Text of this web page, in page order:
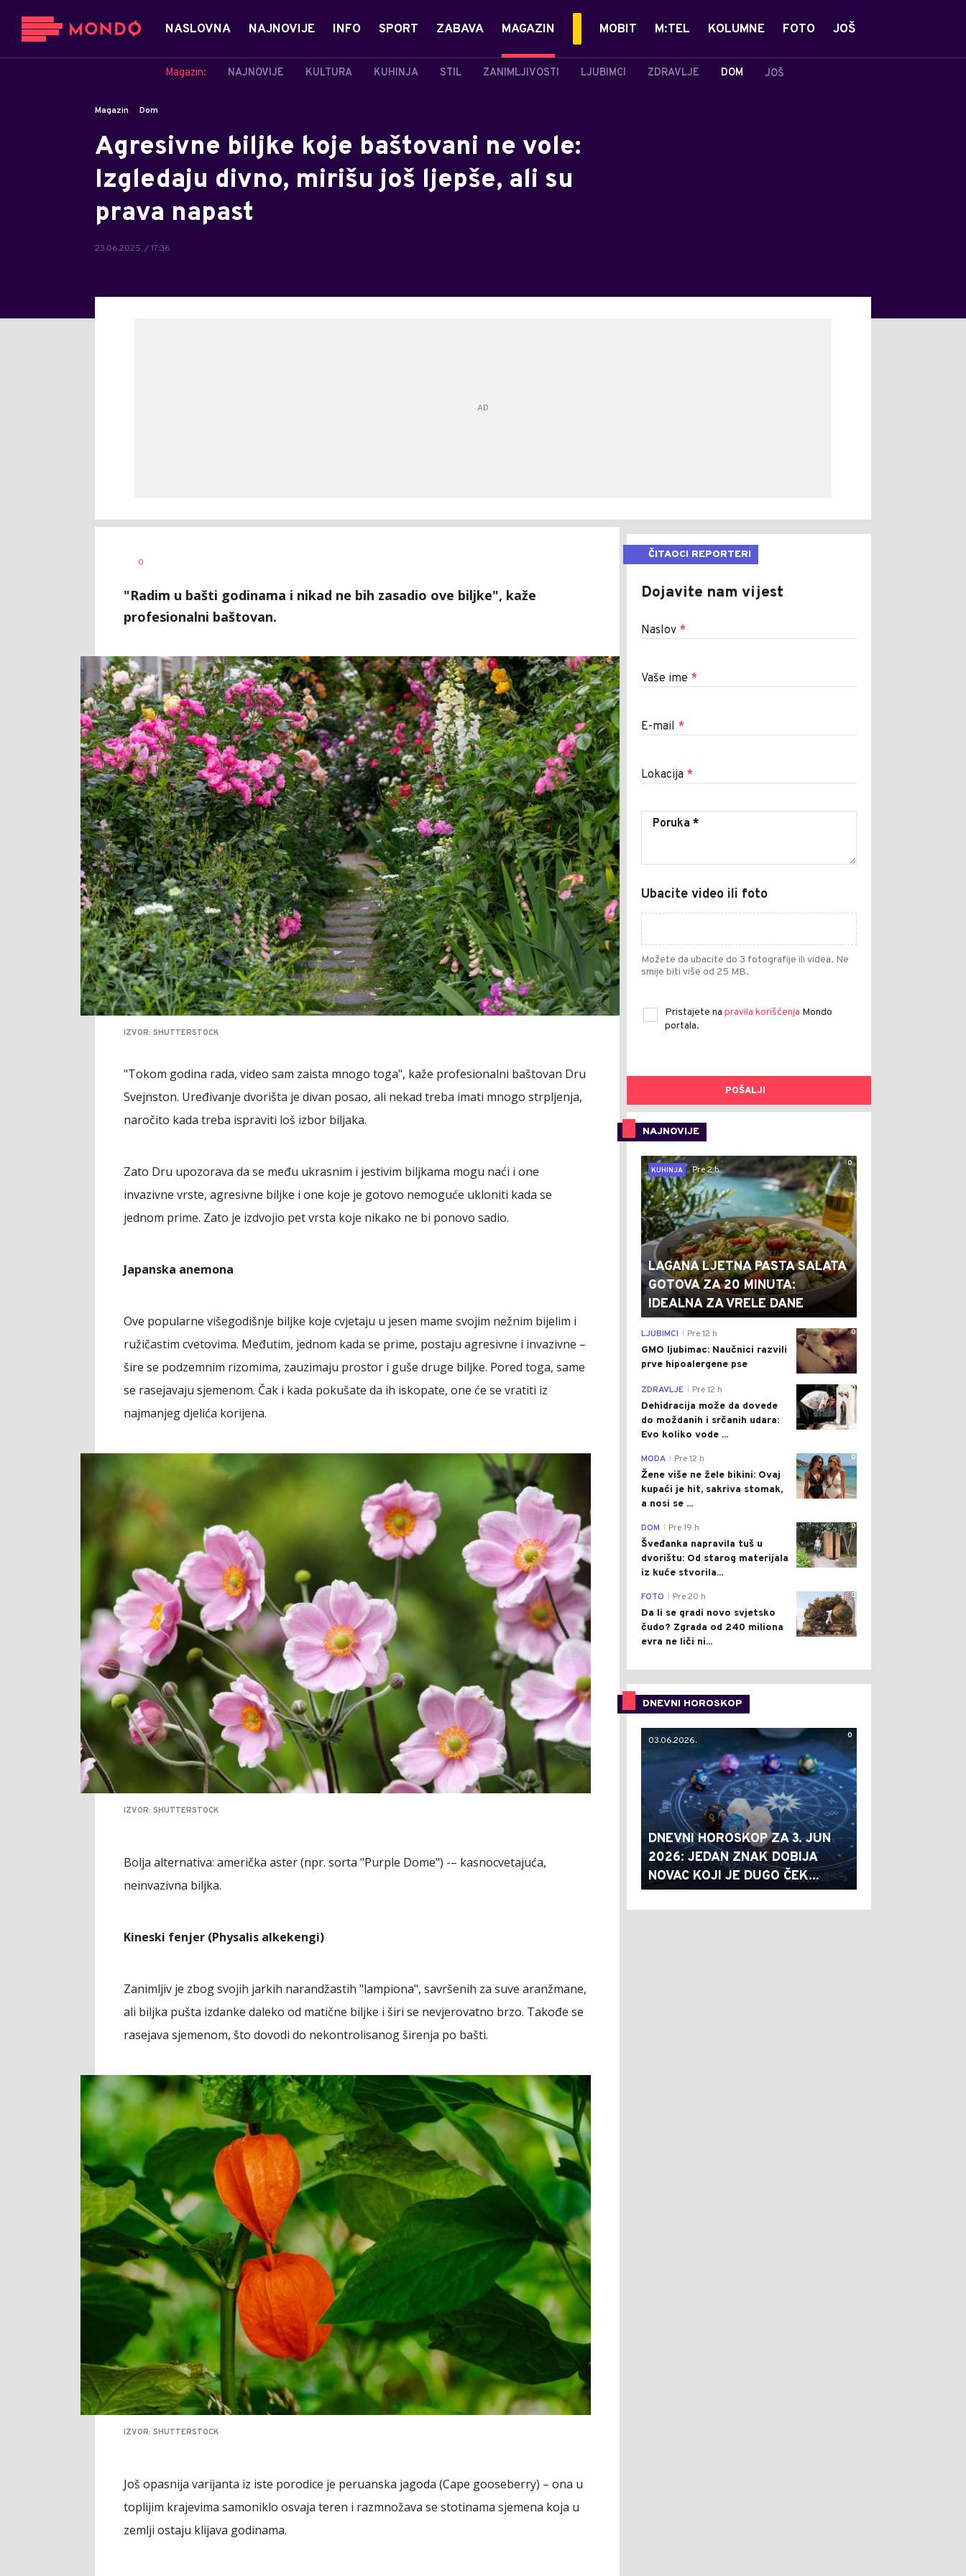
NASLOVNA NAJNOVIJE INFO SPORT ZABAVA MAGAZIN
Magazin: NAJNOVIJE KULTURA KUHINJA STIL ZANIMLJIVOSTI LJUBIMCI ZDRAVLJE DOM JOŠ
MOBIT M:TEL KOLUMNE FOTO JOŠ
Magazin Dom
Agresivne biljke koje baštovani ne vole:
Izgledaju divno, mirišu još ljepše, ali su
prava napast
23.06.2025. / 17:36
AUTOR
0
"Radim u bašti godinama i nikad ne bih zasadio ove biljke", kaže
profesionalni baštovan.
IZVOR: SHUTTERSTOCK
"Tokom godina rada, video sam zaista mnogo toga", kaže profesionalni baštovan Dru
Svejnston. Uređivanje dvorišta je divan posao, ali nekad treba imati mnogo strpljenja,
naročito kada treba ispraviti loš izbor biljaka.
Zato Dru upozorava da se među ukrasnim i jestivim biljkama mogu naći i one
invazivne vrste, agresivne biljke i one koje je gotovo nemoguće ukloniti kada se
jednom prime. Zato je izdvojio pet vrsta koje nikako ne bi ponovo sadio.
Japanska anemona
Ove popularne višegodišnje biljke koje cvjetaju u jesen mame svojim nežnim bijelim i
ružičastim cvetovima. Međutim, jednom kada se prime, postaju agresivne i invazivne –
šire se podzemnim rizomima, zauzimaju prostor i guše druge biljke. Pored toga, same
se rasejavaju sjemenom. Čak i kada pokušate da ih iskopate, one će se vratiti iz
najmanjeg djelića korijena.
IZVOR: SHUTTERSTOCK
Bolja alternativa: američka aster (npr. sorta "Purple Dome") -– kasnocvetajuća,
neinvazivna biljka.
Kineski fenjer (Physalis alkekengi)
Zanimljiv je zbog svojih jarkih narandžastih "lampiona", savršenih za suve aranžmane,
ali biljka pušta izdanke daleko od matične biljke i širi se nevjerovatno brzo. Takođe se
rasejava sjemenom, što dovodi do nekontrolisanog širenja po bašti.
IZVOR: SHUTTERSTOCK
Još opasnija varijanta iz iste porodice je peruanska jagoda (Cape gooseberry) – ona u
toplijim krajevima samoniklo osvaja teren i razmnožava se stotinama sjemena koja u
zemlji ostaju klijava godinama.
ČITAOCI REPORTERI
Dojavite nam vijest
Naslov *
Vaše ime *
E-mail *
Lokacija *
Ubacite video ili foto
Možete da ubacite do 3 fotografije ili videa. Ne
smije biti više od 25 MB.
Pristajete na pravila korišćenja Mondo
portala.
POŠALJI
NAJNOVIJE
0
KUHINJA
Pre 2 h
LAGANA LJETNA PASTA SALATA
GOTOVA ZA 20 MINUTA:
IDEALNA ZA VRELE DANE
0
LJUBIMCI Pre 12 h
GMO ljubimac: Naučnici razvili
prve hipoalergene pse
0
ZDRAVLJE Pre 12 h
Dehidracija može da dovede
do moždanih i srčanih udara:
Evo koliko vode ...
0
MODA Pre 12 h
Žene više ne žele bikini: Ovaj
kupaći je hit, sakriva stomak,
a nosi se ...
0
DOM Pre 19 h
Šveđanka napravila tuš u
dvorištu: Od starog materijala
iz kuće stvorila...
0
FOTO Pre 20 h
Da li se gradi novo svjetsko
čudo? Zgrada od 240 miliona
evra ne liči ni...
DNEVNI HOROSKOP
0
03.06.2026.
DNEVNI HOROSKOP ZA 3. JUN
2026: JEDAN ZNAK DOBIJA
NOVAC KOJI JE DUGO ČEK...